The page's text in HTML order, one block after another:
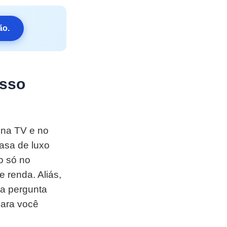
TV e no
de luxo
só no
renda. Aliás,
pergunta
você